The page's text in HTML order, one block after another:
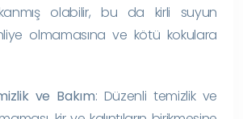
olabilir, bu da kirli suyun
olmamasına ve kötü kokulara
ve Bakım: Düzenli temizlik ve